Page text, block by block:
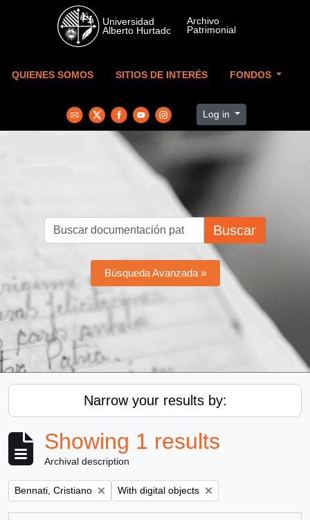
Skip to main content
QUIENES SOMOS SITIOS DE INTERÉS FONDOS
Log in
Buscar
Búsqueda Avanzada »
Narrow your results by:
Showing 1 results
Archival description
Remove filter:
Bennati, Cristiano Remove filter:
With digital objects